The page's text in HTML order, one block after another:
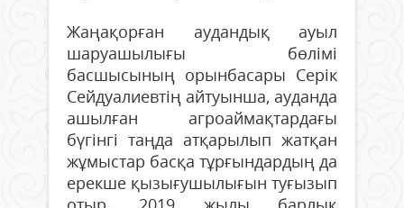
Жаңақорған аудандық ауыл
шаруашылығы бөлімі
басшысының орынбасары Серік
Сейдуалиевтің айтуынша, ауданда
ашылған агроаймақтардағы
бүгінгі таңда атқарылып жатқан
жұмыстар басқа тұрғындардың да
ерекше қызығушылығын туғызып